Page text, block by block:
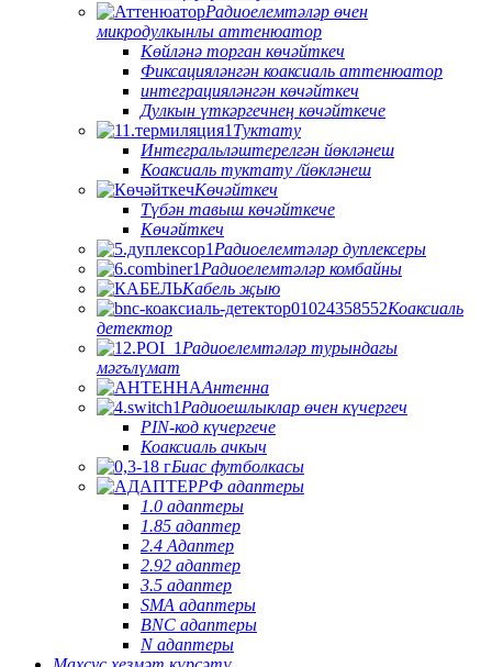
Радиоелемтәләр өчен
микродулкынлы аттенюатор
Көйләнә торган көчәйткеч
Фиксацияләнгән коаксиаль аттенюатор
интеграцияләнгән көчәйткеч
Дулкын үткәргечнең көчәйткече
Туктату
Интегральләштерелгән йөкләнеш
Коаксиаль туктату /йөкләнеш
Көчәйткеч
Түбән тавыш көчәйткече
Көчәйткеч
Радиоелемтәләр дуплексеры
Радиоелемтәләр комбайны
Кабель җыю
Коаксиаль
детектор
Радиоелемтәләр турындагы
мәгълүмат
Антенна
Радиоешлыклар өчен күчергеч
PIN-код күчергече
Коаксиаль ачкыч
Биас футболкасы
РФ адаптеры
1.0 адаптеры
1.85 адаптер
2.4 Адаптер
2.92 адаптер
3.5 адаптер
SMA адаптеры
BNC адаптеры
N адаптеры